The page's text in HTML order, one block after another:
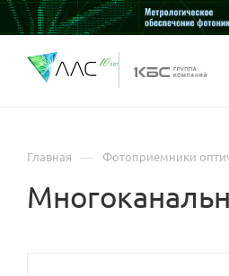
Главная — Фотоприемники